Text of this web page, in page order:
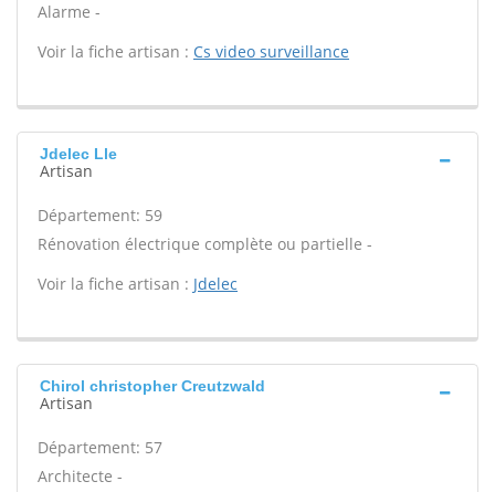
Alarme -
Voir la fiche artisan : Cs video surveillance
Jdelec Lle
Artisan
Département: 59
Rénovation électrique complète ou partielle -
Voir la fiche artisan : Jdelec
Chirol christopher Creutzwald
Artisan
Département: 57
Architecte -